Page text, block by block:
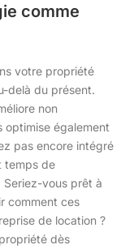
comme
votre propriété
delà du présent.
non
optimise également
pas encore intégré
temps de
Seriez-vous prêt à
comment ces
de location ?
dès